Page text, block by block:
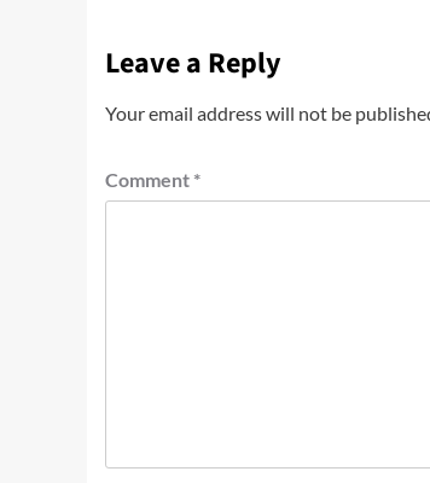
Leave a Reply
Your email address will not be
Comment *